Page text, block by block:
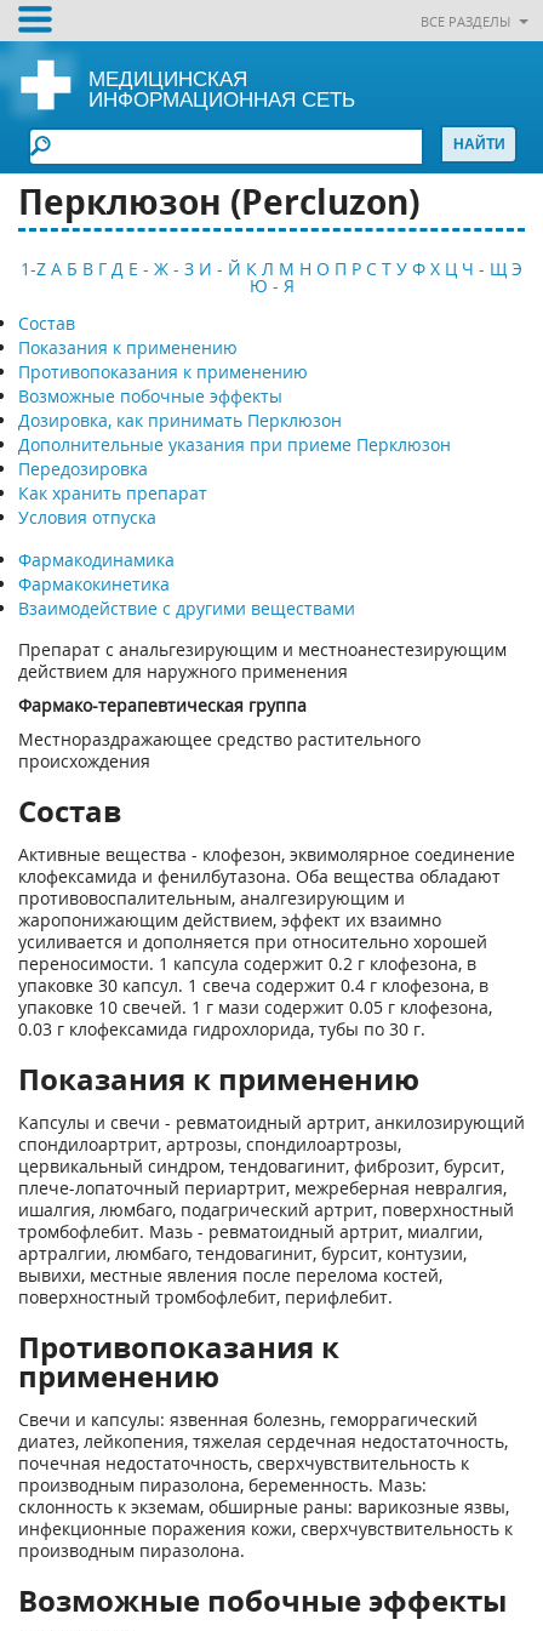
ВСЕ РАЗДЕЛЫ
МЕДИЦИНСКАЯ
ИНФОРМАЦИОННАЯ СЕТЬ
Перклюзон (Percluzon)
1-Z А Б В Г Д Е - Ж - З И - Й К Л М Н О П Р С Т У Ф Х Ц Ч - Щ Э
Ю - Я
Состав
Показания к применению
Противопоказания к применению
Возможные побочные эффекты
Дозировка, как принимать Перклюзон
Дополнительные указания при приеме Перклюзон
Передозировка
Как хранить препарат
Условия отпуска
Фармакодинамика
Фармакокинетика
Взаимодействие с другими веществами
Препарат с анальгезирующим и местноанестезирующим
действием для наружного применения
Фармако-терапевтическая группа
Местнораздражающее средство растительного
происхождения
Состав
Активные вещества - клофезон, эквимолярное соединение
клофексамида и фенилбутазона. Оба вещества обладают
противовоспалительным, аналгезирующим и
жаропонижающим действием, эффект их взаимно
усиливается и дополняется при относительно хорошей
переносимости. 1 капсула содержит 0.2 г клофезона, в
упаковке 30 капсул. 1 свеча содержит 0.4 г клофезона, в
упаковке 10 свечей. 1 г мази содержит 0.05 г клофезона,
0.03 г клофексамида гидрохлорида, тубы по 30 г.
Показания к применению
Капсулы и свечи - ревматоидный артрит, анкилозирующий
спондилоартрит, артрозы, спондилоартрозы,
цервикальный синдром, тендовагинит, фиброзит, бурсит,
плече-лопаточный периартрит, межреберная невралгия,
ишалгия, люмбаго, подагрический артрит, поверхностный
тромбофлебит. Мазь - ревматоидный артрит, миалгии,
артралгии, люмбаго, тендовагинит, бурсит, контузии,
вывихи, местные явления после перелома костей,
поверхностный тромбофлебит, перифлебит.
Противопоказания к
применению
Свечи и капсулы: язвенная болезнь, геморрагический
диатез, лейкопения, тяжелая сердечная недостаточность,
почечная недостаточность, сверхчувствительность к
производным пиразолона, беременность. Мазь:
склонность к экземам, обширные раны: варикозные язвы,
инфекционные поражения кожи, сверхчувствительность к
производным пиразолона.
Возможные побочные эффекты